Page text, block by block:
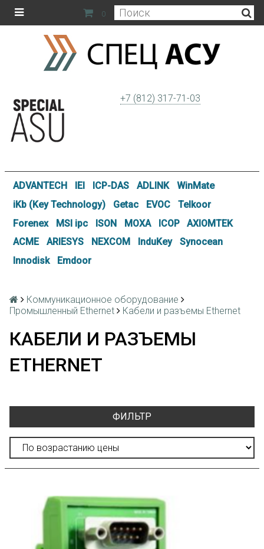
0
+7 (812) 317-71-03
ADVANTECH IEI ICP-DAS ADLINK
WinMate
iKb (Key Technology)
Getac EVOC
Telkoor
Forenex
MSI ipc ISON MOXA ICOP
AXIOMTEK
ACME
ARIESYS NEXCOM InduKey
Synocean
Innodisk
Emdoor
Коммуникационное оборудование
Промышленный Ethernet
Кабели и разъемы Ethernet
КАБЕЛИ И РАЗЪЕМЫ
ETHERNET
ФИЛЬТР